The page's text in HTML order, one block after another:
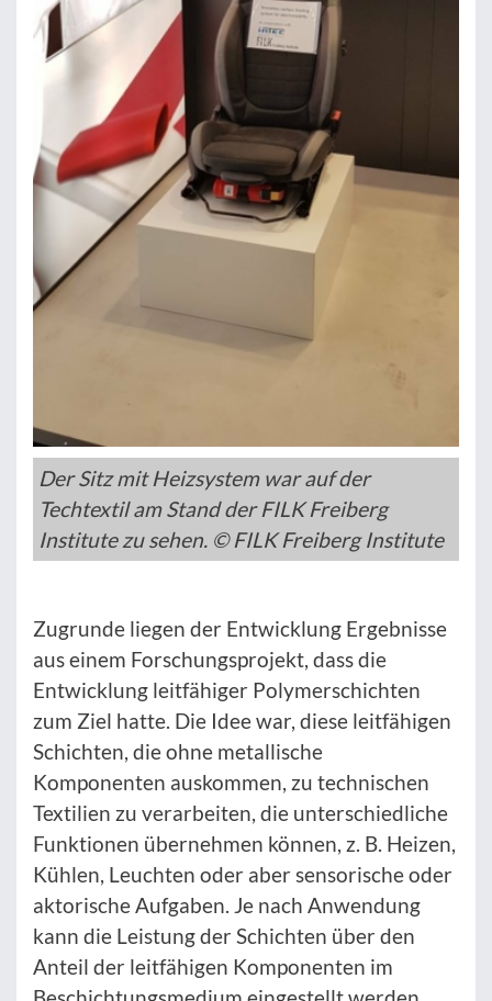
Der Sitz mit Heizsystem war auf der
Techtextil am Stand der FILK Freiberg
Institute zu sehen. © FILK Freiberg Institute
Zugrunde liegen der Entwicklung Ergebnisse
aus einem Forschungsprojekt, dass die
Entwicklung leitfähiger Polymerschichten
zum Ziel hatte. Die Idee war, diese leitfähigen
Schichten, die ohne metallische
Komponenten auskommen, zu technischen
Textilien zu verarbeiten, die unterschiedliche
Funktionen übernehmen können, z. B. Heizen,
Kühlen, Leuchten oder aber sensorische oder
aktorische Aufgaben. Je nach Anwendung
kann die Leistung der Schichten über den
Anteil der leitfähigen Komponenten im